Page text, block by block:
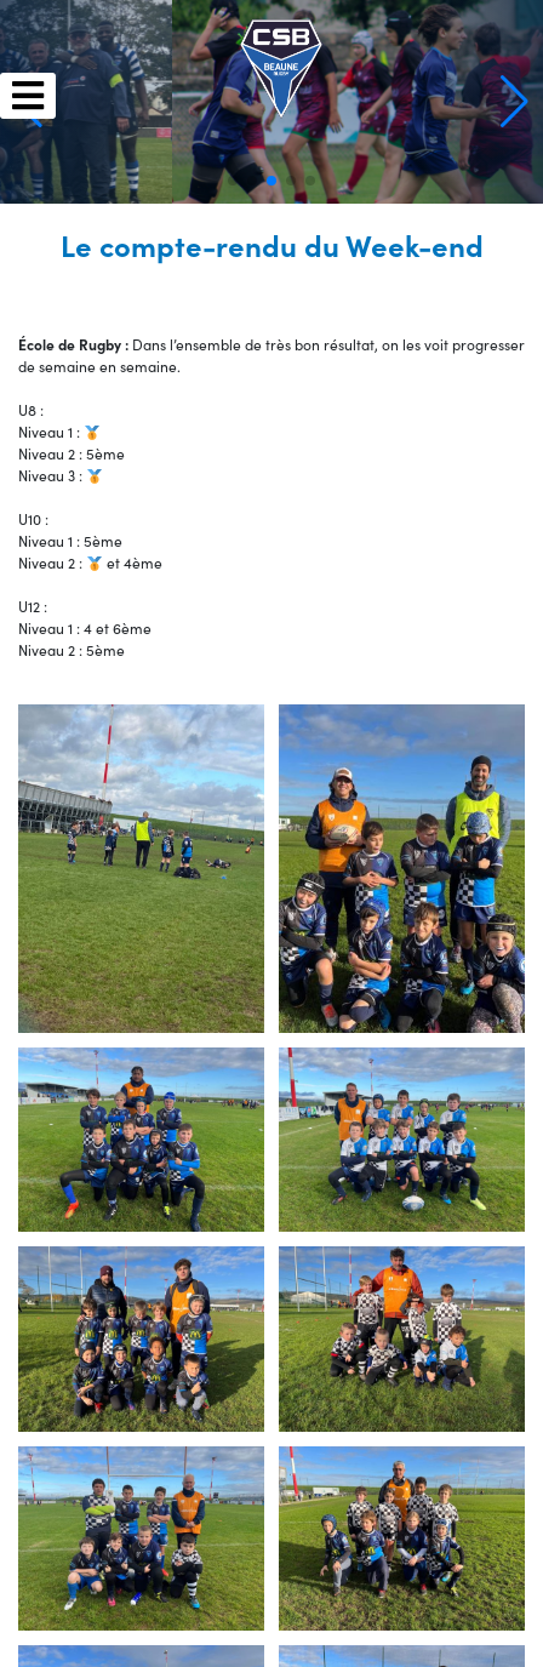
Skip
to
content
Le compte-rendu du Week-end
École de Rugby : Dans l’ensemble de très bon résultat, on les voit progresser
de semaine en semaine.
U8 :
Niveau 1 :
Niveau 2 : 5ème
Niveau 3 :
U10 :
Niveau 1 : 5ème
Niveau 2 :
et 4ème
U12 :
Niveau 1 : 4 et 6ème
Niveau 2 : 5ème